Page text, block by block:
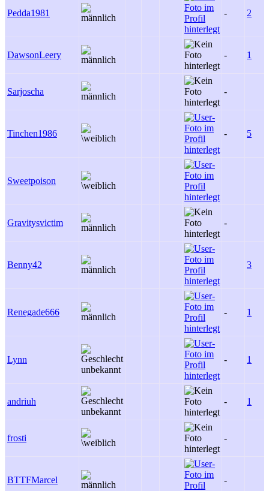
Pedda1981 - 2
DawsonLeery - 1
Sarjoscha -
Tinchen1986 - 5
Sweetpoison
Gravitysvictim -
Benny42 3
Renegade666 - 1
Lynn - 1
andriuh - 1
frosti -
BTTFMarcel -